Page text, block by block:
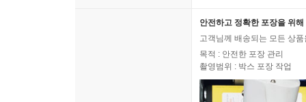
안전하고 정확한 포장을 위
고객님께 배송되는 모든 상
목적 : 안전한 포장 관리
촬영범위 : 박스 포장 작업